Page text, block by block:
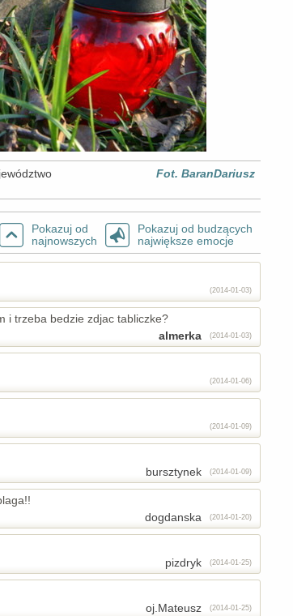
Fot. BaranDariusz
Pokazuj od
najnowszych
Pokazuj od budzących
największe emocje
(2014-01-03)
i trzeba bedzie zdjac tabliczke?
almerka (2014-01-03)
(2014-01-06)
(2014-01-09)
bursztynek (2014-01-09)
dogdanska (2014-01-20)
pizdryk (2014-01-25)
oj.Mateusz (2014-01-25)